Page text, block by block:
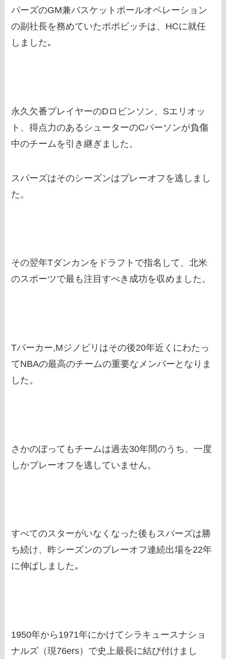
パーズのGM兼バスケットボールオペレーション
の副社長を務めていたポポビッチは、HCに就任
しました｡
永久欠番プレイヤーのDロビンソン、Sエリオッ
ト、得点力のあるシューターのCパーソンが負傷
中のチームを引き継ぎました。
スパーズはそのシーズンはプレーオフを逃しまし
た。
その翌年Tダンカンをドラフトで指名して、北米
のスポーツで最も注目すべき成功を収めました。
Tパーカー,Mジノビリはその後20年近くにわたっ
てNBAの最高のチームの重要なメンバーとなりま
した。
さかのぼってもチームは過去30年間のうち、一度
しかプレーオフを逃していません。
すべてのスターがいなくなった後もスパーズは勝
ち続け、昨シーズンのプレーオフ連続出場を22年
に伸ばしました｡
1950年から1971年にかけてシラキュースナショ
ナルズ（現76ers）で史上最長に結び付けまし